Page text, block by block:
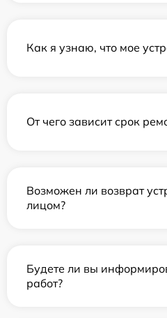
Как я узнаю, что мое
От чего зависит срок
Возможен ли возврат
лицом?
Будете ли вы
работ?